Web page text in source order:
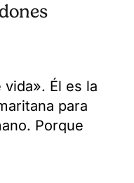
Él es la
para
Porque